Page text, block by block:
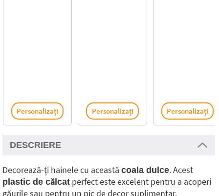
Personalizați Personalizați Personalizați
DESCRIERE
Decorează-ți hainele cu această coala dulce. Acest
plastic de călcat perfect este excelent pentru a acoperi
găurile sau pentru un pic de decor suplimentar.